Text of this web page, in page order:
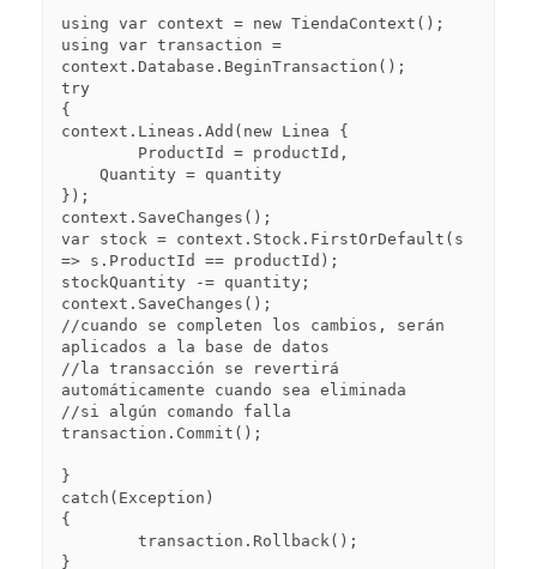
using var context = new TiendaContext();
using var transaction =
context.Database.BeginTransaction();
try
{
context.Lineas.Add(new Linea {
});
context.SaveChanges();
var stock = context.Stock.FirstOrDefault(s
=> s.ProductId == productId);
stockQuantity -= quantity;
context.SaveChanges();
//cuando se completen los cambios, serán
aplicados a la base de datos
//la transacción se revertirá
automáticamente cuando sea eliminada
//si algún comando falla
transaction.Commit();
}
catch(Exception)
{